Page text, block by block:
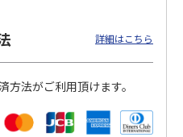
税込)
牛乳クリームリッ
(送料・税込)
詳細はこちら
方法がご利用頂けます。